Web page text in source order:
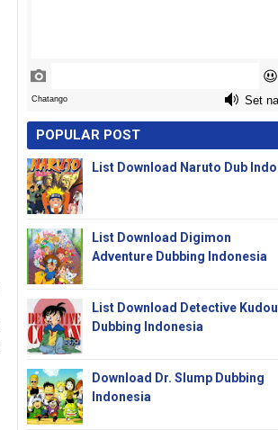
POPULAR POST
List Download Naruto Dub Indo
List Download Digimon
Adventure Dubbing Indonesia
List Download Detective Kudou
Dubbing Indonesia
Download Dr. Slump Dubbing
Indonesia